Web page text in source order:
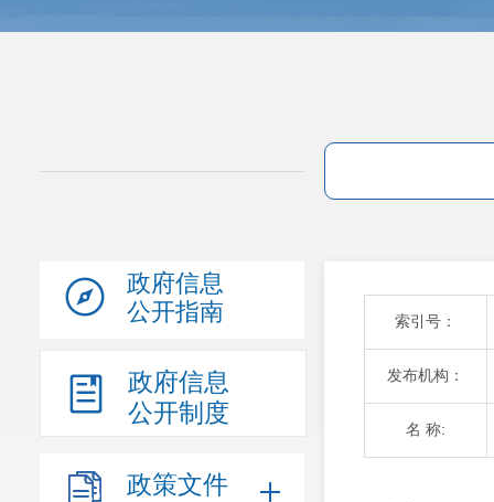
政府信息
公开指南
政府信息
公开制度
政策文件
索引号：
发布机构：
名 称: